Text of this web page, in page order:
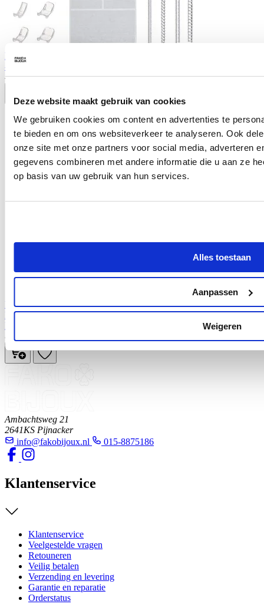
Deze website maakt gebruik van cookies
We gebruiken cookies om content en advertenties te
te bieden en om ons websiteverkeer te analyseren. Ook
onze site met onze partners voor social media, adverteren
gegevens combineren met andere informatie die u aan ze
op basis van uw gebruik van hun services.
Alles toestaan
Aanpassen
Weigeren
Fako Bijoux - Ringverkleiner Set - Ring Verkleiner - All-In-One Set
- 31 Stuks - Transparant
4,99
Fako Bijoux - Ringmaat Meter Set Metaal - Ring Vinger
Meetgereedschap - Ring Diameter - Ringvinger - EU, US, & HK
Maatvoering - Stick En Meetset 28-Delig - Zilver
8,88
Ambachtsweg 21
2641KS Pijnacker
info@fakobijoux.nl
015-8875186
Klantenservice
Klantenservice
Veelgestelde vragen
Retouneren
Veilig betalen
Verzending en levering
Garantie en reparatie
Orderstatus